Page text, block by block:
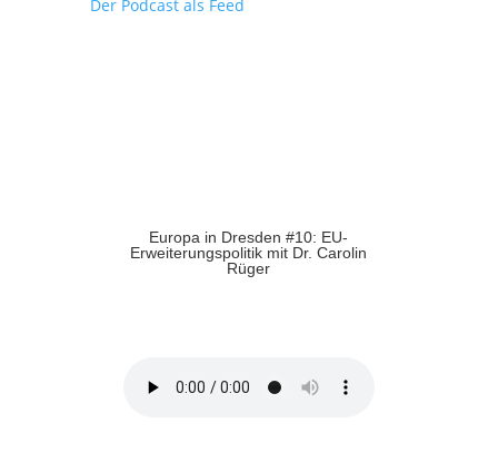
Der Podcast als Feed
Europa in Dresden #10: EU-
Erweiterungspolitik mit Dr. Carolin
Rüger